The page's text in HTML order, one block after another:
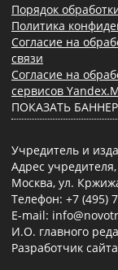
Порядок
Политика
Согласие на
связи
Согласие на
сервисов
ПОКАЗАТЬ
Учредитель и
Адрес
Москва, ул.
Телефон: +7 (495)
E-mail:
И.О. главного
Разработчик